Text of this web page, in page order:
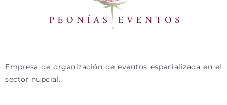
Empresa de organización de eventos especializada en el
sector nupcial.